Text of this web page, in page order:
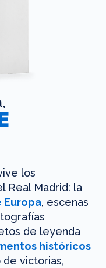
los
Real Madrid: la
Europa, escenas
de leyenda
históricos
de victorias,